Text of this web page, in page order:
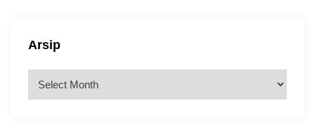
Arsip